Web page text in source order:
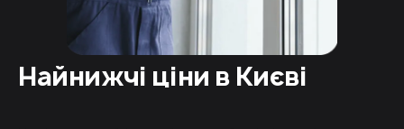
Найнижчі ціни в Києві